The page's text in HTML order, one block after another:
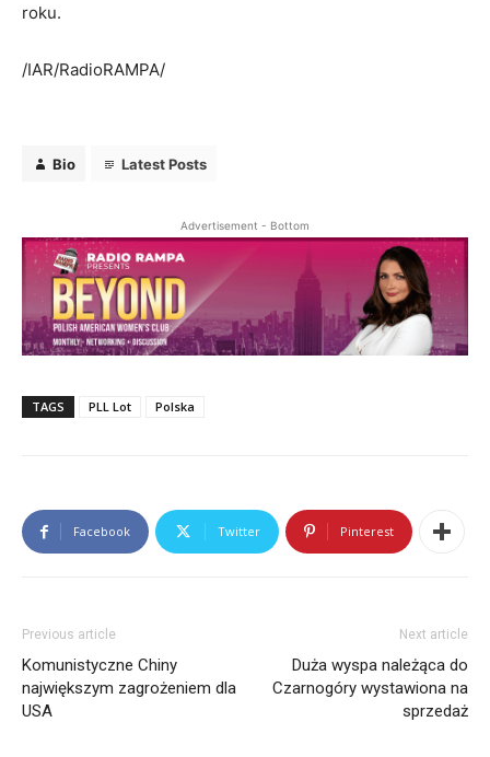
roku.
/IAR/RadioRAMPA/
Bio Latest Posts
Advertisement - Bottom
TAGS PLL Lot Polska
Facebook Twitter Pinterest
Previous article
Komunistyczne Chiny
największym zagrożeniem dla
USA
Next article
Duża wyspa należąca do
Czarnogóry wystawiona na
sprzedaż